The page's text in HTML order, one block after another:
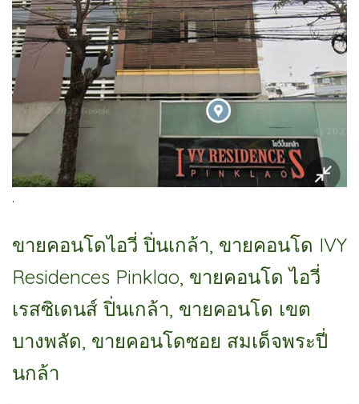
.
ขายคอนโดไอวี่ ปิ่นเกล้า, ขายคอนโด IVY
Residences Pinklao, ขายคอนโด ไอวี่
เรสซิเดนส์ ปิ่นเกล้า, ขายคอนโด เขต
บางพลัด, ขายคอนโดซอย สมเด็จพระปี่
นกล้า